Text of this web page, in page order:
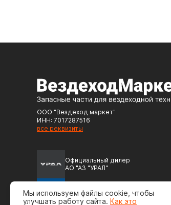
ООО "Вездеход маркет"
ИНН: 7017287516
все реквизиты
Официальный дилер
АО "АЗ "УРАЛ"
Официальный дилер
ПАО "Автодизель" (ЯМЗ)
Мы используем файлы cookie, чтобы
улучшать работу сайта. Как это